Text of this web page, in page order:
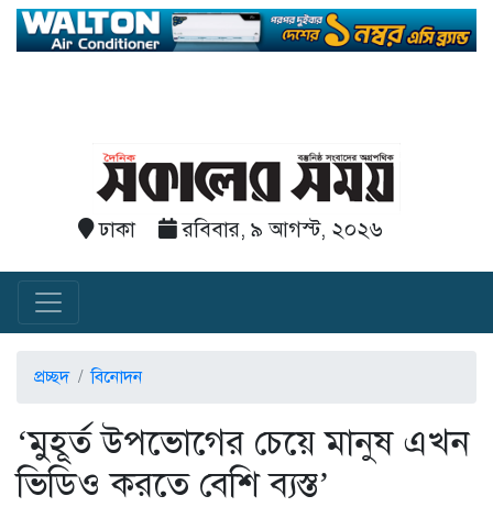
ঢাকা রবিবার, ৯ আগস্ট, ২০২৬
প্রচ্ছদ বিনোদন
‘মুহূর্ত উপভোগের চেয়ে মানুষ এখন
ভিডিও করতে বেশি ব্যস্ত’